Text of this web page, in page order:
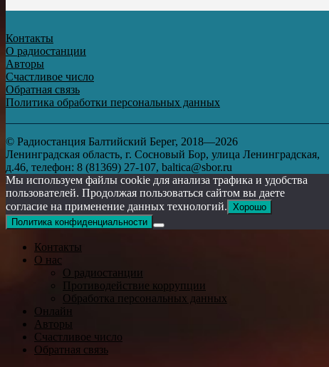
Контакты
О радиостанции
Авторы
Счастливое число
Обратная связь
Политика обработки персональных данных
© Радиостанция Балтийский Берег, 2018—2026
Ленинградская область, г. Сосновый Бор, улица Ленинградская,
д.46, телефон: 8 (81369) 27-107, baltica@sbor.ru
Мы используем файлы cookie для анализа трафика и удобства
пользователей. Продолжая пользоваться сайтом вы даете
согласие на применение данных технологий. Хорошо
Политика конфиденциальности
Контакты
О нас
О радиостанции
Противодействие коррупции
Обработка персональных данных
Онлайн
Авторы
Счастливое число
Обратная связь